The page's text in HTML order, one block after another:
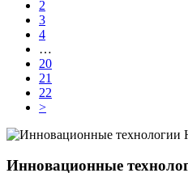
2
3
4
…
20
21
22
>
Инновационные